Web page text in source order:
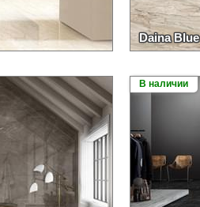
Daina Blue
В наличии